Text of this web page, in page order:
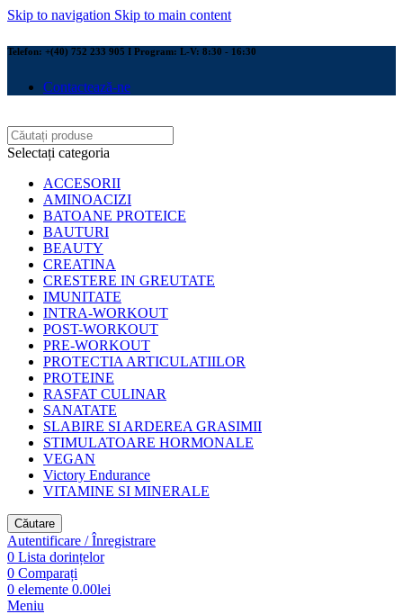
Skip to navigation Skip to main content
Telefon: +(40) 752 233 905 I Program: L-V: 8:30 - 16:30
Contactează-ne
Selectați categoria
ACCESORII
AMINOACIZI
BATOANE PROTEICE
BAUTURI
BEAUTY
CREATINA
CRESTERE IN GREUTATE
IMUNITATE
INTRA-WORKOUT
POST-WORKOUT
PRE-WORKOUT
PROTECTIA ARTICULATIILOR
PROTEINE
RASFAT CULINAR
SANATATE
SLABIRE SI ARDEREA GRASIMII
STIMULATOARE HORMONALE
VEGAN
Victory Endurance
VITAMINE SI MINERALE
Căutare
Autentificare / Înregistrare
0 Lista dorințelor
0 Comparați
0 elemente 0.00lei
Meniu